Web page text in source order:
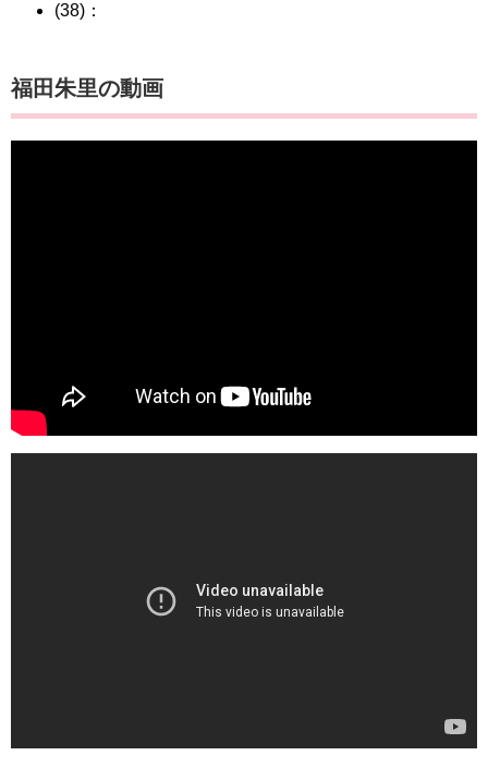
(38)：
福田朱里の動画